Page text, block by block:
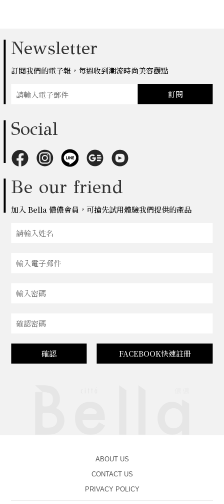
Newsletter
訂閱我們的電子報，每週收到潮流時尚美容觀點
訂閱
Social
Be our friend
加入 Bella 儂儂會員，可搶先試用體驗我們提供的產品
確認 FACEBOOK快速註冊
ABOUT US
CONTACT US
PRIVACY POLICY